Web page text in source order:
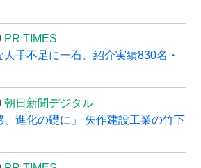
PR TIMES
手不足に一石、紹介実績830名・
朝日新聞デジタル
、進化の礎に」 矢作建設工業の竹下